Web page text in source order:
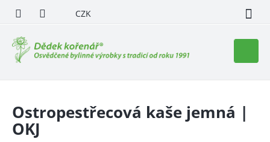
obsah
CZK
košík
Ostropestřecová kaše jemná |
OKJ